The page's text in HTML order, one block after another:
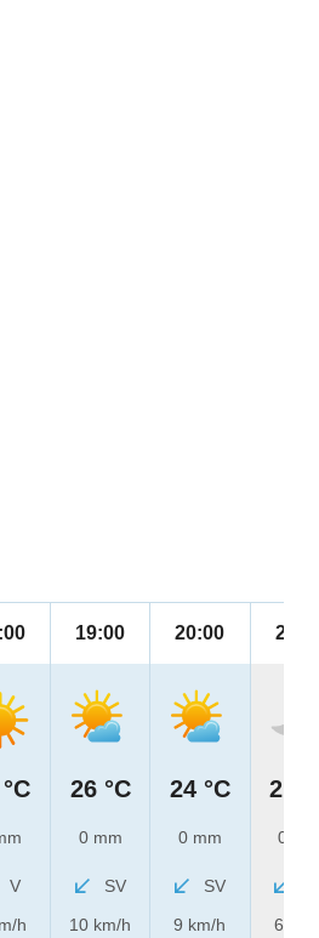
V
h
19:00
26 °C
0 mm
SV
10 km/h
20:00
24 °C
0 mm
SV
9 km/h
21:00
21 °C
0 mm
6 km/h